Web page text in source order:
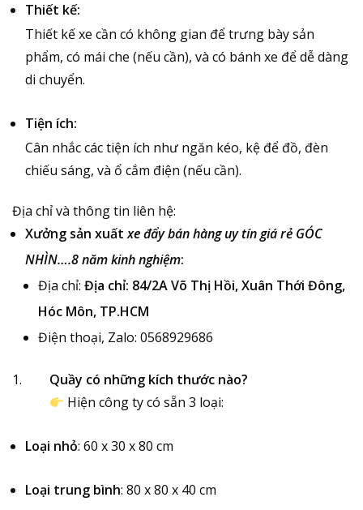
Thiết kế:
Thiết kế xe cần có không gian để trưng bày sản
phẩm, có mái che (nếu cần), và có bánh xe để dễ dàng
di chuyển.
Tiện ích:
Cân nhắc các tiện ích như ngăn kéo, kệ để đồ, đèn
chiếu sáng, và ổ cắm điện (nếu cần).
Địa chỉ và thông tin liên hệ:
Xưởng sản xuấtxe đẩy bán hàng uy tín giá rẻ GÓC
NHÌN….8 năm kinh nghiệm:
Địa chỉ: Địa chỉ: 84/2A Võ Thị Hồi, Xuân Thới Đông,
Hóc Môn, TP.HCM
Điện thoại, Zalo: 0568929686
Quầy có những kích thước nào?
Hiện công ty có sẵn 3 loại:
Loại nhỏ: 60 x 30 x 80 cm
Loại trung bình: 80 x 80 x 40 cm